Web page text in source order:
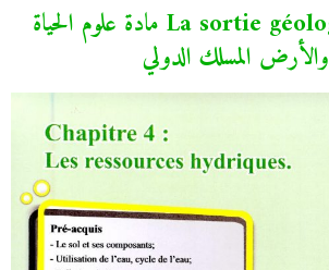
درس La sortie géologique مادة علوم الحياة
والأرض المسلك الدولي